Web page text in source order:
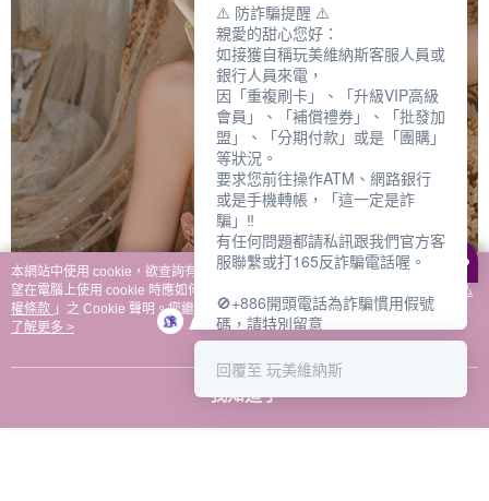
本網站中使用 cookie，欲查詢有關本網站使用 cookie 方式之詳情，及若您不希
望在電腦上使用 cookie 時應如何變更電腦的 cookie 設定，請參閱本網站「
隱私
權條款 」之 Cookie 聲明。您繼續使用本網站即表示您同意本公司得按本網站使
用條款之 Cookie 聲明使用 cookie。
了解更多 >
我知道了
⚠️ 防詐騙提醒 ⚠️
親愛的甜心您好：
如接獲自稱玩美維納斯客服人員或
銀行人員來電，
因「重複刷卡」、「升級VIP高級
會員」、「補償禮券」、「批發加
盟」、「分期付款」或是「團購」
等狀況。
要求您前往操作ATM、網路銀行
或是手機轉帳，「這一定是詐
騙」‼️
有任何問題都請私訊跟我們官方客
服聯繫或打165反詐騙電話喔。
🚫+886開頭電話為詐騙慣用假號
碼，請特別留意
－－－－－－－－－－－－
如何聯繫玩美維納斯客服?
📆週一至週五
⏰上午 8:30-下午17:30
回覆至 玩美維納斯